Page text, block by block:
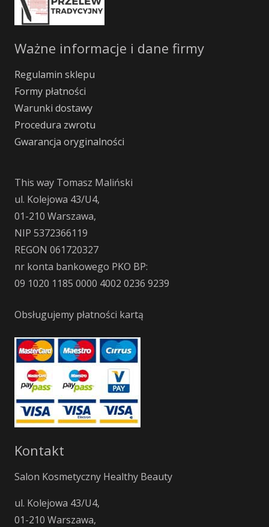
Ważne informacje i dane firmy
Regulamin sklepu
Formy płatności
Warunki dostawy
Procedura zwrotu
Gwarancja oryginalności
This way Tomasz Maliński
ul. Kolejowa 43/U4,
01-210 Warszawa,
NIP 5372366119
REGON 061720327
nr konta bankowego PKO BP:
09 1020 1185 0000 4002 0236 9239
Obsługujemy płatności kartą
Kontakt
Salon Kosmetyczny Healthy Beauty
ul. Kolejowa 43/U4,
01-210 Warszawa,